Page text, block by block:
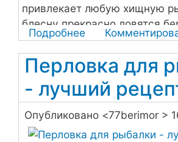
привлекает любую хищную
блесну прекрасно ловятся
судак и крупный окунь.
Подробнее
из
шампура
своими
руками
Перловка для
- лучший
Опубликовано <77berimor >